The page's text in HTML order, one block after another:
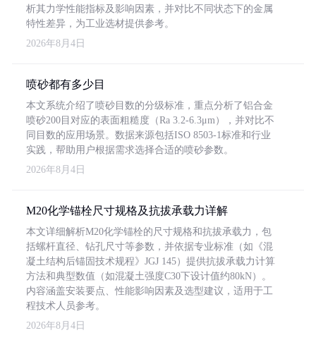
析其力学性能指标及影响因素，并对比不同状态下的金属
特性差异，为工业选材提供参考。
2026年8月4日
喷砂都有多少目
本文系统介绍了喷砂目数的分级标准，重点分析了铝合金
喷砂200目对应的表面粗糙度（Ra 3.2-6.3μm），并对比不
同目数的应用场景。数据来源包括ISO 8503-1标准和行业
实践，帮助用户根据需求选择合适的喷砂参数。
2026年8月4日
M20化学锚栓尺寸规格及抗拔承载力详解
本文详细解析M20化学锚栓的尺寸规格和抗拔承载力，包
括螺杆直径、钻孔尺寸等参数，并依据专业标准（如《混
凝土结构后锚固技术规程》JGJ 145）提供抗拔承载力计算
方法和典型数值（如混凝土强度C30下设计值约80kN）。
内容涵盖安装要点、性能影响因素及选型建议，适用于工
程技术人员参考。
2026年8月4日